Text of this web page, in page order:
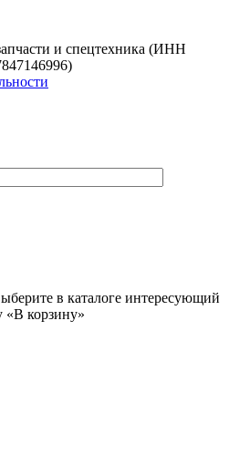
и спецтехника (ИНН
в каталоге интересующий
«В корзину»